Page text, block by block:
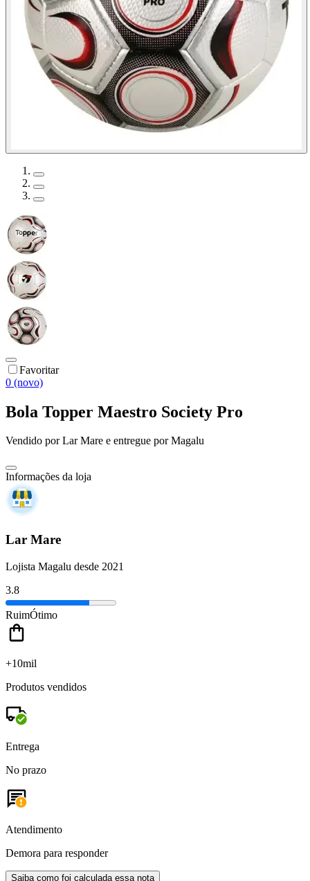
Favoritar
0 (novo)
Bola Topper Maestro Society Pro
Vendido porLar Mare e entregue por Magalu
Informações da loja
Lar Mare
Lojista Magalu desde 2021
3.8
RuimÓtimo
+10mil
Produtos vendidos
Entrega
No prazo
Atendimento
Demora para responder
Saiba como foi calculada essa nota